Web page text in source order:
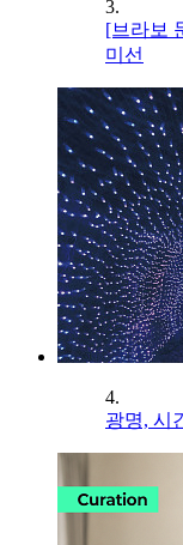
3.
[브라보
미선
4.
광명, 시